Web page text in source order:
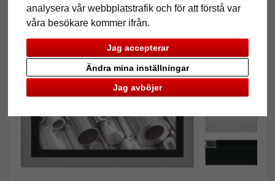
analysera vår webbplatstrafik och för att förstå var
våra besökare kommer ifrån.
Jag accepterar
Jag avböjer
Ändra mina inställningar
Tillbaka